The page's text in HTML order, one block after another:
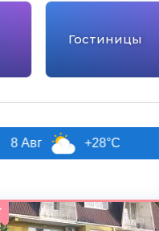
Гостиницы
+28°C 9 Авг
Великолепно